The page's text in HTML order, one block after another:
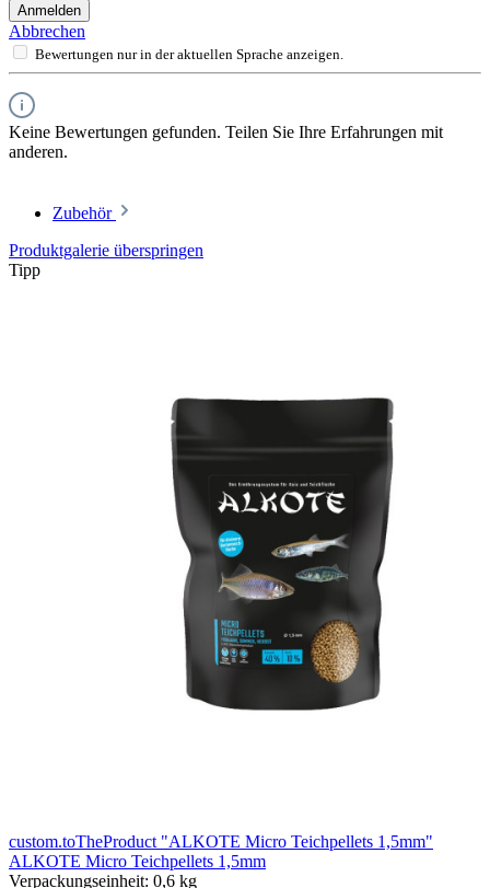
Anmelden
Abbrechen
Bewertungen nur in der aktuellen Sprache anzeigen.
Keine Bewertungen gefunden. Teilen Sie Ihre Erfahrungen mit
anderen.
Zubehör
Produktgalerie überspringen
Tipp
custom.toTheProduct "ALKOTE Micro Teichpellets 1,5mm"
ALKOTE Micro Teichpellets 1,5mm
Verpackungseinheit: 0,6 kg